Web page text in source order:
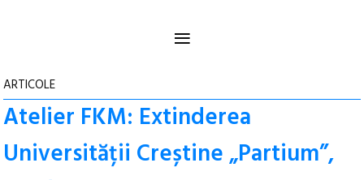
≡
ARTICOLE
Atelier FKM: Extinderea
Universității Creștine „Partium”,